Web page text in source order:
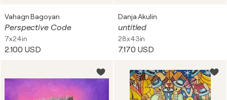
Vahagn Bagoyan
Perspective Code
7x24in
2.100 USD
Danja Akulin
untitled
28x43in
7.170 USD